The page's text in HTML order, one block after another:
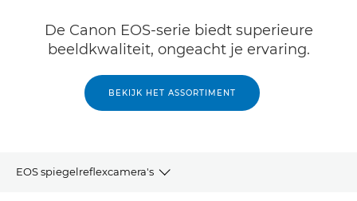
De Canon EOS-serie biedt superieure
beeldkwaliteit, ongeacht je ervaring.
BEKIJK HET ASSORTIMENT
EOS spiegelreflexcamera's